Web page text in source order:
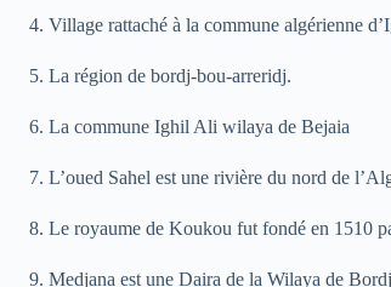
Village rattaché à la commune algérienne
La région de bordj-bou-arreridj.
La commune Ighil Ali wilaya de Bejaia
L’oued Sahel est une rivière du nord de
Le royaume de Koukou fut fondé en 1510
Medjana est une Daira de la Wilaya de